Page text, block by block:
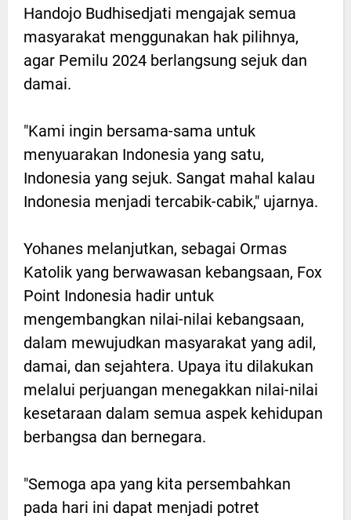
Handojo Budhisedjati mengajak semua
masyarakat menggunakan hak pilihnya,
agar Pemilu 2024 berlangsung sejuk dan
damai.
"Kami ingin bersama-sama untuk
menyuarakan Indonesia yang satu,
Indonesia yang sejuk. Sangat mahal kalau
Indonesia menjadi tercabik-cabik," ujarnya.
Yohanes melanjutkan, sebagai Ormas
Katolik yang berwawasan kebangsaan, Fox
Point Indonesia hadir untuk
mengembangkan nilai-nilai kebangsaan,
dalam mewujudkan masyarakat yang adil,
damai, dan sejahtera. Upaya itu dilakukan
melalui perjuangan menegakkan nilai-nilai
kesetaraan dalam semua aspek kehidupan
berbangsa dan bernegara.
"Semoga apa yang kita persembahkan
pada hari ini dapat menjadi potret